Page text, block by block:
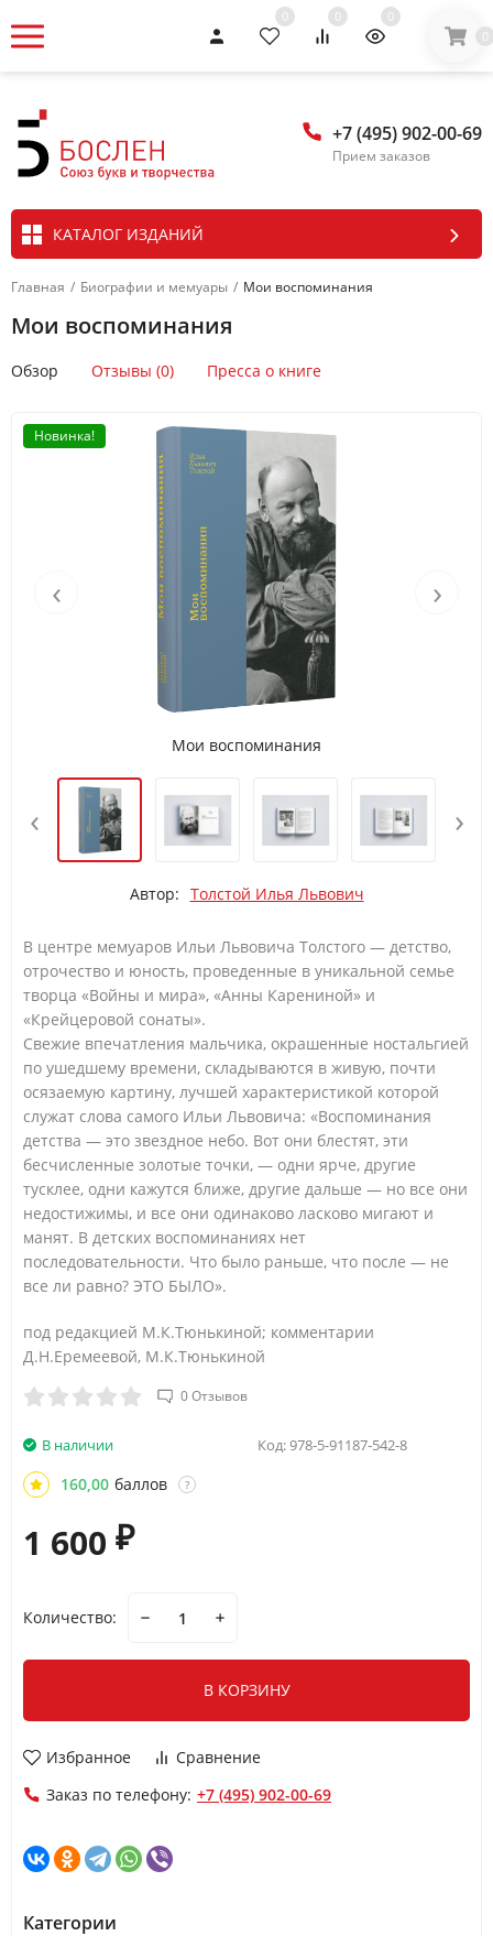
0 0
0
0
+7 (495) 902-00-69
Прием заказов
КАТАЛОГ ИЗДАНИЙ
Главная / Биографии и мемуары / Мои воспоминания
Мои воспоминания
Обзор Отзывы (0) Пресса о книге
Новинка!
Мои воспоминания
‹ ›
‹ ›
Автор: Толстой Илья Львович
В центре мемуаров Ильи Львовича Толстого — детство,
отрочество и юность, проведенные в уникальной семье
творца «Войны и мира», «Анны Карениной» и
«Крейцеровой сонаты».
Свежие впечатления мальчика, окрашенные ностальгией
по ушедшему времени, складываются в живую, почти
осязаемую картину, лучшей характеристикой которой
служат слова самого Ильи Львовича: «Воспоминания
детства — это звездное небо. Вот они блестят, эти
бесчисленные золотые точки, — одни ярче, другие
тусклее, одни кажутся ближе, другие дальше — но все они
недостижимы, и все они одинаково ласково мигают и
манят. В детских воспоминаниях нет
последовательности. Что было раньше, что после — не
все ли равно? ЭТО БЫЛО».
под редакцией М.К.Тюнькиной; комментарии
Д.Н.Еремеевой, М.К.Тюнькиной
0 Отзывов
Код:978-5-91187-542-8
В наличии
160,00 баллов ?
1 600 ₽
Количество:
В КОРЗИНУ
Избранное
Сравнение
Заказ по телефону: +7 (495) 902-00-69
Категории